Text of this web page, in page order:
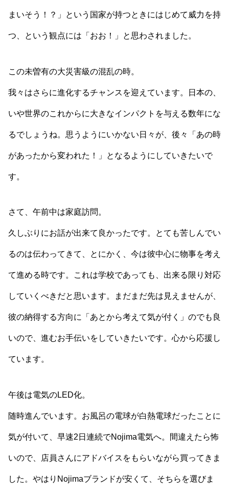
まいそう！？」という国家が持つときにはじめて威力を持
つ、という観点には「おお！」と思わされました。
この未曽有の大災害級の混乱の時。
我々はさらに進化するチャンスを迎えています。日本の、
いや世界のこれからに大きなインパクトを与える数年にな
るでしょうね。思うようにいかない日々が、後々「あの時
があったから変われた！」となるようにしていきたいで
す。
さて、午前中は家庭訪問。
久しぶりにお話が出来て良かったです。とても苦しんでい
るのは伝わってきて、とにかく、今は彼中心に物事を考え
て進める時です。これは学校であっても、出来る限り対応
していくべきだと思います。まだまだ先は見えませんが、
彼の納得する方向に「あとから考えて気が付く」のでも良
いので、進むお手伝いをしていきたいです。心から応援し
ています。
午後は電気のLED化。
随時進んでいます。お風呂の電球が白熱電球だったことに
気が付いて、早速2日連続でNojima電気へ。間違えたら怖
いので、店員さんにアドバイスをもらいながら買ってきま
した。やはりNojimaブランドが安くて、そちらを選びま